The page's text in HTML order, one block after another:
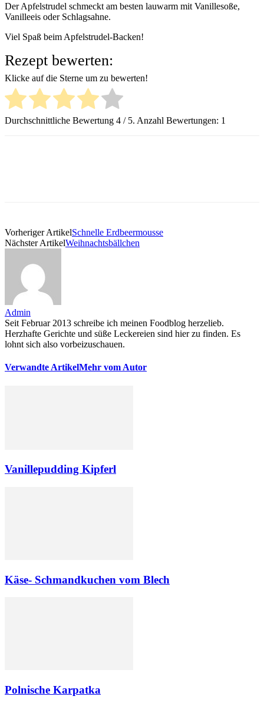
Der Apfelstrudel schmeckt am besten lauwarm mit Vanillesoße,
Vanilleeis oder Schlagsahne.
Viel Spaß beim Apfelstrudel-Backen!
Rezept bewerten:
Klicke auf die Sterne um zu bewerten!
Durchschnittliche Bewertung 4 / 5. Anzahl Bewertungen: 1
Vorheriger ArtikelSchnelle Erdbeermousse
Nächster ArtikelWeihnachtsbällchen
Admin
Seit Februar 2013 schreibe ich meinen Foodblog herzelieb.
Herzhafte Gerichte und süße Leckereien sind hier zu finden. Es
lohnt sich also vorbeizuschauen.
Verwandte ArtikelMehr vom Autor
Vanillepudding Kipferl
Käse- Schmandkuchen vom Blech
Polnische Karpatka